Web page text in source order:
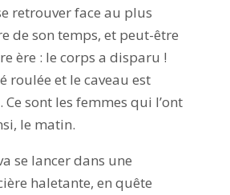
retrouver face au plus
de son temps, et peut-être
ère : le corps a disparu !
roulée et le caveau est
sont les femmes qui l’ont
le matin.
se lancer dans une
haletante, en quête